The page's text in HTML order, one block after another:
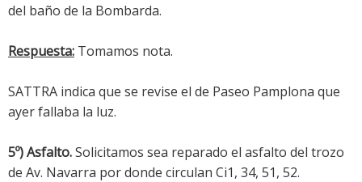
del baño de la Bombarda.
Respuesta: Tomamos nota.
SATTRA indica que se revise el de Paseo Pamplona que
ayer fallaba la luz.
5º) Asfalto.Solicitamos sea reparado el asfalto del trozo
de Av. Navarra por donde circulan Ci1, 34, 51, 52.